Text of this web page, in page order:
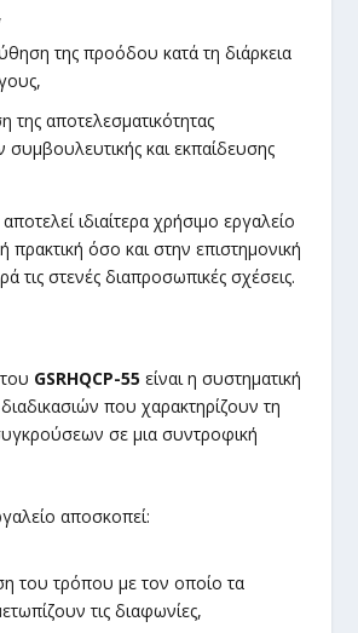
της προόδου κατά τη διάρκεια
της αποτελεσματικότητας
και εκπαίδευσης
ιδιαίτερα χρήσιμο εργαλείο
πρακτική όσο και στην επιστημονική
τις στενές διαπροσωπικές σχέσεις.
GSRHQCP-55 είναι η συστηματική
που χαρακτηρίζουν τη
σε μια συντροφική
αποσκοπεί:
του τρόπου με τον οποίο τα
τις διαφωνίες,